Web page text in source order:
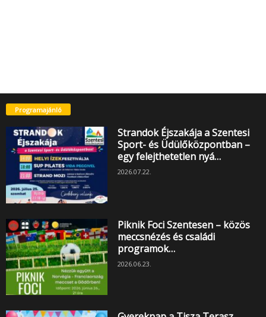
Programajánló
Strandok Éjszakája a Szentesi
Sport- és Üdülőközpontban –
egy felejthetetlen nyá…
2026.07.22.
Piknik Foci Szentesen – közös
meccsnézés és családi
programok…
2026.06.23.